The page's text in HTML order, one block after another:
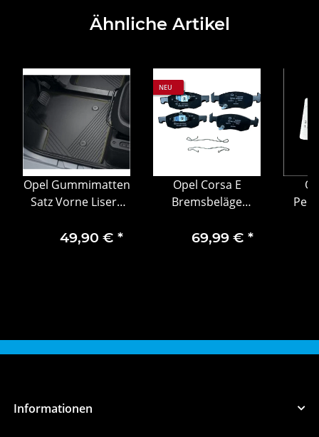
Ähnliche Artikel
Opel Gummimatten
Satz Vorne Lisere
49,90 € *
NEU
Opel Corsa E
Bremsbeläge
vorne 1684934180
69,99 € *
Informationen